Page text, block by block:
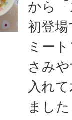
から
初登
ミー
さみ
入れ
まし